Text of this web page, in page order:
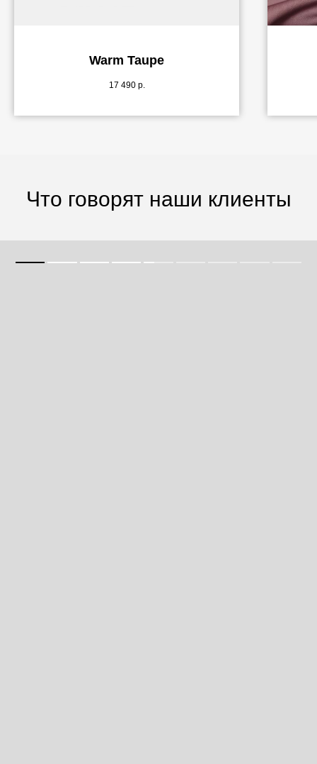
Warm Taupe
17 490 р.
Что говорят наши клиенты